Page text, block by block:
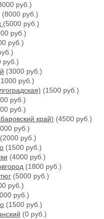
руб.)
(8000 руб.)
(5000 руб.)
руб.)
руб.)
руб.)
(3000 руб.)
руб.)
(1500 руб.)
руб.)
руб.)
край) (4500 руб.)
руб.)
(2000 руб.)
(1500 руб.)
(4000 руб.)
(1800 руб.)
(5000 руб.)
руб.)
руб.)
(1500 руб.)
(0 руб.)